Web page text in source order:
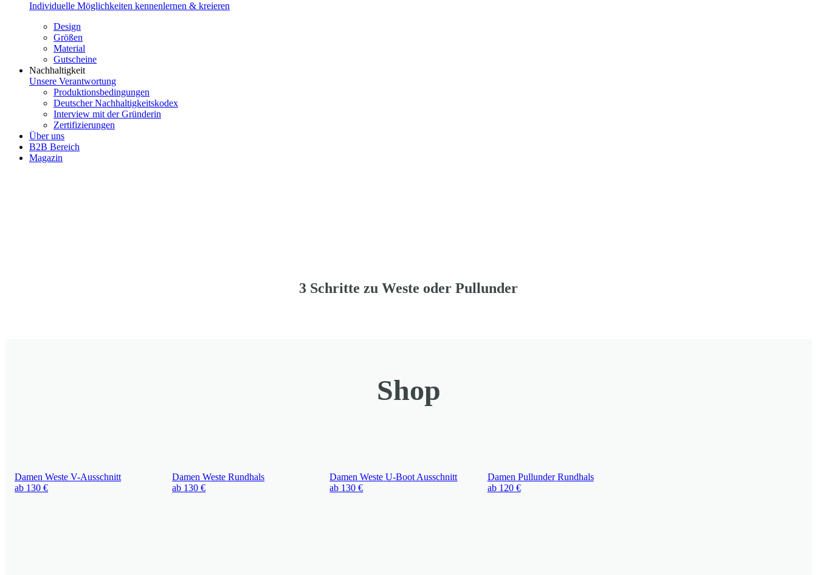
Individuelle Möglichkeiten kennenlernen & kreieren
Design
Größen
Material
Gutscheine
Nachhaltigkeit
Unsere Verantwortung
Produktionsbedingungen
Deutscher Nachhaltigkeitskodex
Interview mit der Gründerin
Zertifizierungen
Über uns
B2B Bereich
Magazin
3 Schritte zu Weste oder Pullunder
Shop
Damen Weste V-Ausschnitt
ab 130 €
Damen Weste Rundhals
ab 130 €
Damen Weste U-Boot Ausschnitt
ab 130 €
Damen Pullunder Rundhals
ab 120 €